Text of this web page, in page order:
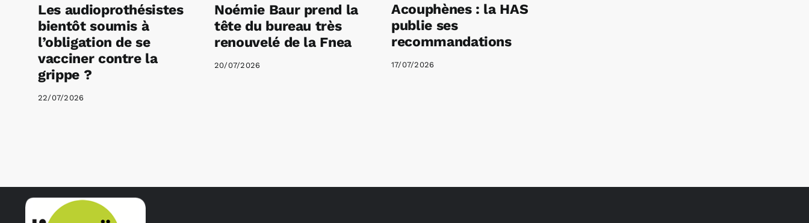
Les audioprothésistes
bientôt soumis à
l’obligation de se
vacciner contre la
grippe ?
22/07/2026
Noémie Baur prend la
tête du bureau très
renouvelé de la Fnea
20/07/2026
Acouphènes : la HAS
publie ses
recommandations
17/07/2026